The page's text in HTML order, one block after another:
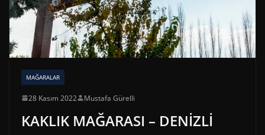
MAĞARALAR
28 Kasım 2022 Mustafa Gürelli
KAKLIK MAĞARASI – DENİZLİ